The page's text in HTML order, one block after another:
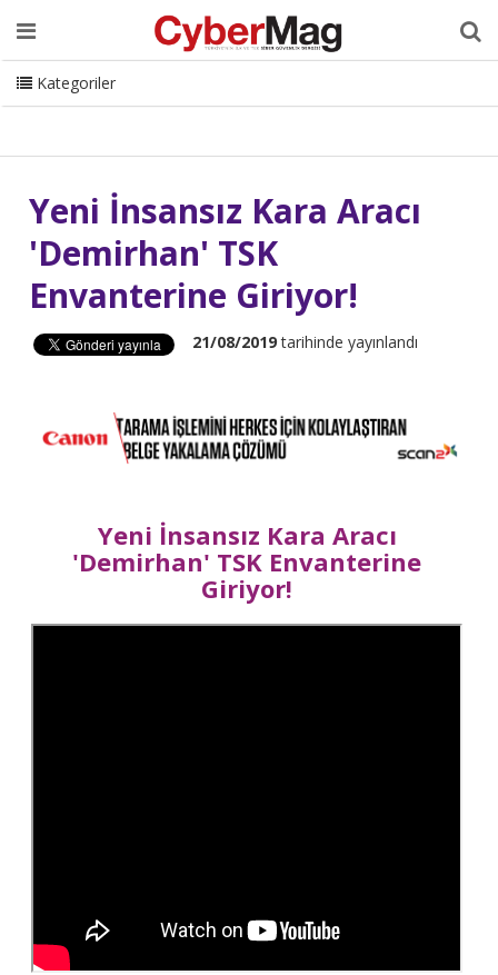
Ana Sayfa Hakkımızda Dergi Editörden
Danışmanlık
ISC Turkey Sizden Gelenler
İletişim
CyberMag Logo
Kategoriler
Yeni İnsansız Kara Aracı
'Demirhan' TSK
Envanterine Giriyor!
21/08/2019tarihinde yayınlandı
Yeni İnsansız Kara Aracı
'Demirhan' TSK Envanterine
Giriyor!